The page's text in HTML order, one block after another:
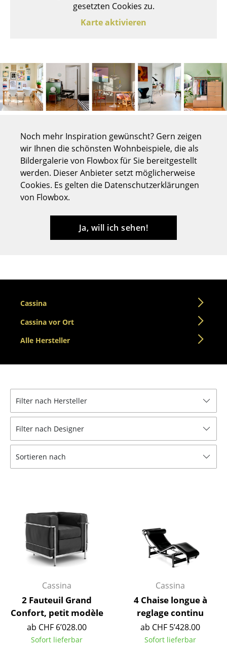
... alle Sitzmöbel
Esstische
Beistelltische
Couchtische
Schreibtische
Sekretäre & PC-Tische
Konferenztische
Stehtische & Stehpulte
Aufbewahren
Regale & Schränke
Sideboards & Kommoden
TV Möbel
Beistell- & Rollcontainer
Barmöbel
Einzelteile
... alle Aufbewahrungsmöbel
Licht
Hängeleuchten & Deckenleuchten
Tischleuchten
Schreibtischleuchten
gesetzten Cookies zu.
Karte aktivieren
Noch mehr Inspiration gewünscht? Gern zeigen
wir Ihnen die schönsten Wohnbeispiele, die als
Bildergalerie von Flowbox für Sie bereitgestellt
werden. Dieser Anbieter setzt möglicherweise
Cookies. Es gelten die Datenschutzerklärungen
von Flowbox.
Ja, will ich sehen!
Cassina
Cassina vor Ort
Alle Hersteller
Filter nach Hersteller
Filter nach Designer
Sortieren nach
Cassina
2 Fauteuil Grand
Confort, petit modèle
ab CHF 6’028.00
Sofort lieferbar
Cassina
4 Chaise longue à
reglage continu
ab CHF 5’428.00
Sofort lieferbar